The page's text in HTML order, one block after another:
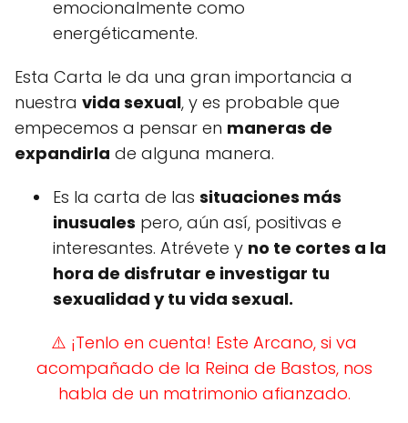
emocionalmente como
energéticamente.
Esta Carta le da una gran importancia a
nuestra vida sexual, y es probable que
empecemos a pensar en maneras de
expandirla de alguna manera.
Es la carta de las situaciones más
inusuales pero, aún así, positivas e
interesantes. Atrévete y no te cortes a la
hora de disfrutar e investigar tu
sexualidad y tu vida sexual.
⚠️ ¡Tenlo en cuenta! Este Arcano, si va
acompañado de la Reina de Bastos, nos
habla de un matrimonio afianzado.